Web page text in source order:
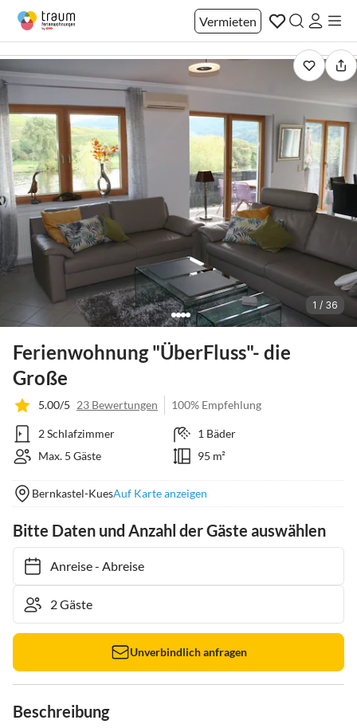
Vermieten
1 / 36
Ferienwohnung "ÜberFluss"- die
Große
5.00/5 23 Bewertungen 100% Empfehlung
2 Schlafzimmer
1 Bäder
Max. 5 Gäste
95 m²
Bernkastel-KuesAuf Karte anzeigen
Bitte Daten und Anzahl der Gäste auswählen
Anreise- Abreise
Unverbindlich anfragen
Beschreibung